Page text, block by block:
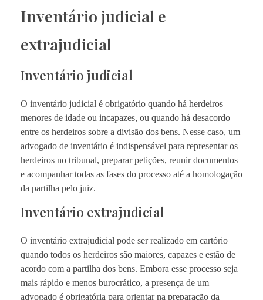
Inventário judicial e
extrajudicial
Inventário judicial
O inventário judicial é obrigatório quando há herdeiros
menores de idade ou incapazes, ou quando há desacordo
entre os herdeiros sobre a divisão dos bens. Nesse caso, um
advogado de inventário é indispensável para representar os
herdeiros no tribunal, preparar petições, reunir documentos
e acompanhar todas as fases do processo até a homologação
da partilha pelo juiz.
Inventário extrajudicial
O inventário extrajudicial pode ser realizado em cartório
quando todos os herdeiros são maiores, capazes e estão de
acordo com a partilha dos bens. Embora esse processo seja
mais rápido e menos burocrático, a presença de um
advogado é obrigatória para orientar na preparação da